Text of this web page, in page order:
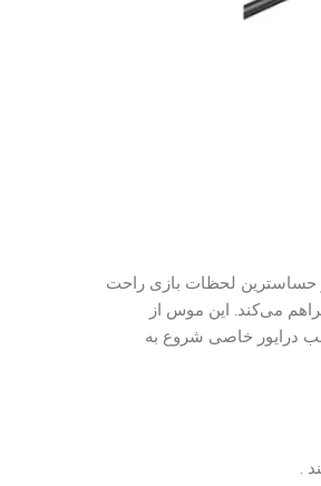
حساسترین لحظات بازی راحت
می‌کند. این موس از
درایور خاصی شروع به
.